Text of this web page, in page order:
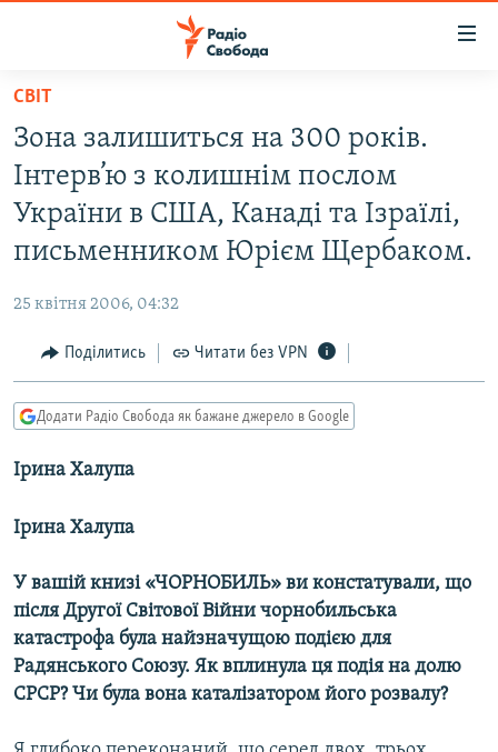
Перейти
основного
матеріалу
Перейти
до
основної
Перейти
пошуку
ВСЕ ЗА ДОБУ
СТАТТІ
КУЛЬТУРА
СПОРТ
СВІТ
ДОНБАС.РЕАЛІЇ
КРИМ.РЕАЛІЇ
ТИ ЯК?
КИТАЙ.ВИКЛИКИ
МУЛЬТИМЕДІА
СПЕЦПРОЄКТИ
ПОДКАСТИ
КРИМ РЕАЛІЇ
СВІТ
Зона залишиться на 300 років.
Інтерв’ю з колишнім послом
України в США, Канаді та Ізраїлі,
письменником Юрієм Щербаком.
25 квітня 2006, 04:32
Поділитись Читати без VPN
Додати Радіо Свобода як бажане джерело в Google
Ірина Халупа
Ірина Халупа
У вашій книзі «ЧОРНОБИЛЬ» ви констатували, що
після Другої Світової Війни чорнобильська
катастрофа була найзначущою подією для
Радянського Союзу. Як вплинула ця подія на долю
СРСР? Чи була вона каталізатором його розвалу?